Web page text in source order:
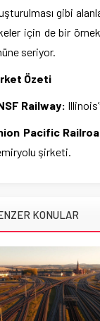
gibi
için de bir örnek
seriyor.
Özeti
Railway:
Pacific
şirketi.
KONULAR